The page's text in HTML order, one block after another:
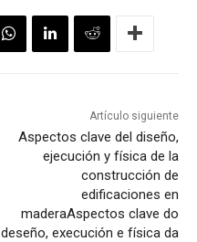
Artículo siguiente
Aspectos clave del diseño,
ejecución y física de la
construcción de
edificaciones en
maderaAspectos clave do
deseño, execución e física da